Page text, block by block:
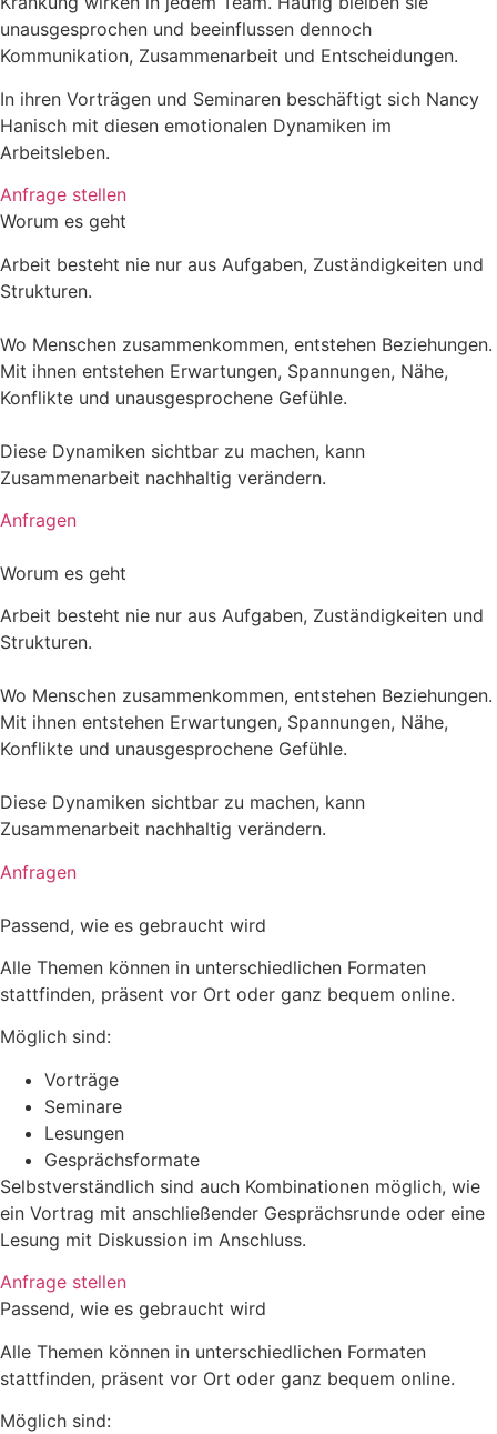
unausgesprochen und beeinflussen dennoch
Kommunikation, Zusammenarbeit und Entscheidungen.
In ihren Vorträgen und Seminaren beschäftigt sich Nancy
Hanisch mit diesen emotionalen Dynamiken im
Arbeitsleben.
Anfrage stellen
Worum es geht
Arbeit besteht nie nur aus Aufgaben, Zuständigkeiten und
Strukturen.
Wo Menschen zusammenkommen, entstehen Beziehungen.
Mit ihnen entstehen Erwartungen, Spannungen, Nähe,
Konflikte und unausgesprochene Gefühle.
Diese Dynamiken sichtbar zu machen, kann
Zusammenarbeit nachhaltig verändern.
Anfragen
Worum es geht
Arbeit besteht nie nur aus Aufgaben, Zuständigkeiten und
Strukturen.
Wo Menschen zusammenkommen, entstehen Beziehungen.
Mit ihnen entstehen Erwartungen, Spannungen, Nähe,
Konflikte und unausgesprochene Gefühle.
Diese Dynamiken sichtbar zu machen, kann
Zusammenarbeit nachhaltig verändern.
Anfragen
Passend, wie es gebraucht wird
Alle Themen können in unterschiedlichen Formaten
stattfinden, präsent vor Ort oder ganz bequem online.
Möglich sind:
Vorträge
Seminare
Lesungen
Gesprächsformate
Selbstverständlich sind auch Kombinationen möglich, wie
ein Vortrag mit anschließender Gesprächsrunde oder eine
Lesung mit Diskussion im Anschluss.
Anfrage stellen
Passend, wie es gebraucht wird
Alle Themen können in unterschiedlichen Formaten
stattfinden, präsent vor Ort oder ganz bequem online.
Möglich sind: